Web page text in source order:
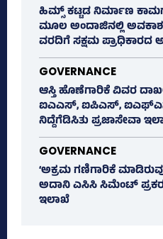
ಹಿಮ್ಸ್‌ ಕಟ್ಟಡ ನಿರ್ಮಾಣ
ಮೂಲ ಅಂದಾಜಿನಲ್ಲಿ
ವರದಿಗೆ ಸಕ್ಷಮ
GOVERNANCE
ಆಸ್ತಿ ಹೊಣೆಗಾರಿಕೆ ವಿವರ
ಐಎಎಸ್‌, ಐಪಿಎಸ್‌, ಐಎಫ್‌ಎಸ್‌
ನಿದ್ದೆಗೆಡಿಸಿತು ಪ್ರಜಾಸೇವಾ
GOVERNANCE
‘ಅಕ್ರಮ ಗಣಿಗಾರಿಕೆ
ಅದಾನಿ ಎಸಿಸಿ ಸಿಮೆಂಟ್
ಇಲಾಖೆ